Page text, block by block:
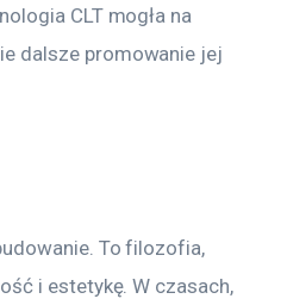
CLT mogła na
dalsze promowanie jej
To filozofia,
i estetykę. W czasach,